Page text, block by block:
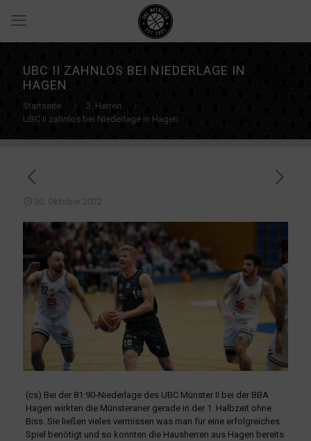
UBC II ZAHNLOS BEI NIEDERLAGE IN
HAGEN
Startseite
2. Herren
UBC II zahnlos bei Niederlage in Hagen
30. Oktober 2022
(cs) Bei der 81:90-Niederlage des UBC Münster II bei der BBA
Hagen wirkten die Münsteraner gerade in der 1. Halbzeit ohne
Biss. Sie ließen vieles vermissen was man für eine erfolgreiches
Spiel benötigt und so konnten die Hausherren aus Hagen bereits